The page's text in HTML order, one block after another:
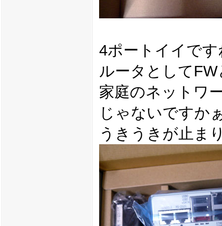
4ポートイイです
ルータとして
家庭のネットワ
じゃないですか
うきうきが止ま